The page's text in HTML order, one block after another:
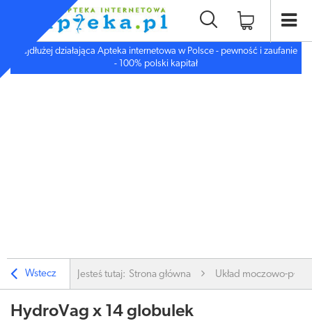
Najdłużej działająca Apteka internetowa w Polsce - pewność i zaufanie
- 100% polski kapitał
Wstecz Jesteś tutaj: Strona główna Układ moczowo-płc.
HydroVag x 14 globulek